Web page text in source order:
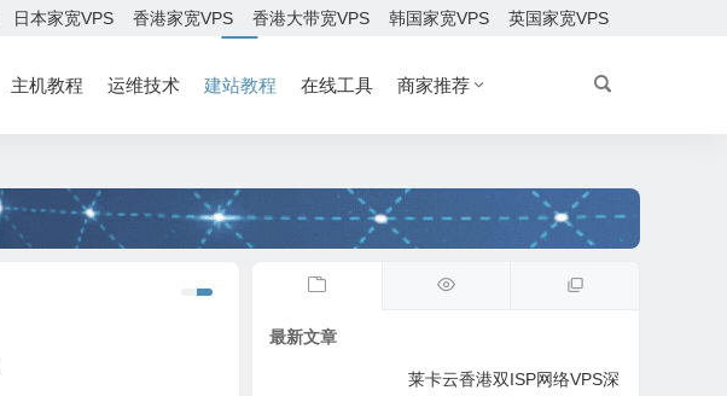
日本家宽VPS 香港家宽VPS 香港大带宽VPS 韩国家宽VPS 英国家宽VPS
主机教程 运维技术 建站教程 在线工具 商家推荐
最新文章
莱卡云香港双ISP网络VPS深